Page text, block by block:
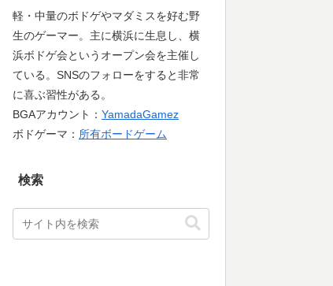
軽・中量のボドゲやマダミスを好む野
生のゲーマー。主に横浜に生息し、横
浜ボドゲ会というオープン会を主催し
ている。SNSのフォローをすると非常
に喜ぶ習性がある。
BGAアカウント： YamadaGamez
ボドゲーマ： 所有ボードゲーム
検索